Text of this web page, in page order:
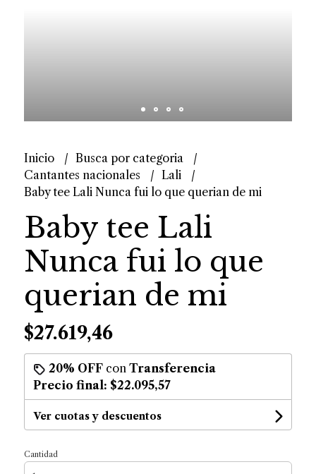
Inicio
Busca por categoria
Cantantes nacionales
Lali
Baby tee Lali Nunca fui lo que querian de mi
Baby tee Lali
Nunca fui lo que
querian de mi
$27.619,46
20% OFFcon Transferencia
Precio final: $22.095,57
Ver cuotas y descuentos
Cantidad